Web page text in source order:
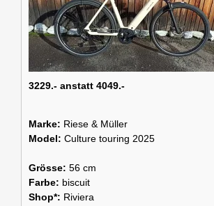
3229.- anstatt 4049.-
Marke: Riese & Müller
Model: Culture touring 2025
Grösse: 56 cm
Farbe: biscuit
Shop*: Riviera